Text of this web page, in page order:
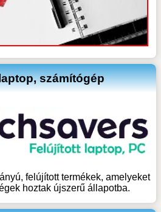
számítógép
felújított termékek, amelyeket
hoztak újszerű állapotba.